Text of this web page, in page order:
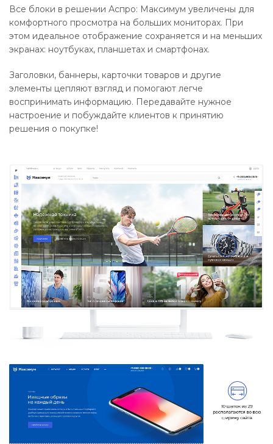
Все блоки в решении Аспро: Максимум увеличены для
комфортного просмотра на больших мониторах. При
этом идеальное отображение сохраняется и на меньших
экранах: ноутбуках, планшетах и смартфонах.
Заголовки, баннеры, карточки товаров и другие
элементы цепляют взгляд и помогают легче
воспринимать информацию. Передавайте нужное
настроение и побуждайте клиентов к принятию
решения о покупке!